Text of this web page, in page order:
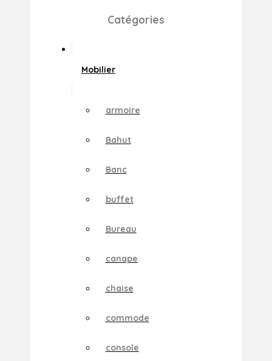
Catégories
Mobilier
armoire
Bahut
Banc
buffet
Bureau
canape
chaise
commode
console